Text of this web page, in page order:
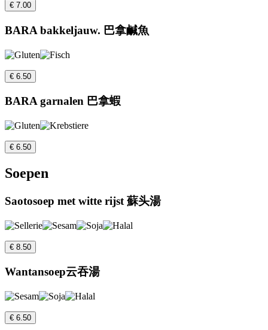
€ 7.00
BARA bakkeljauw. 巴拿鹹魚
€ 6.50
BARA garnalen 巴拿蝦
€ 6.50
Soepen
Saotosoep met witte rijst 蘇头湯
€ 8.50
Wantansoep云吞湯
€ 6.50